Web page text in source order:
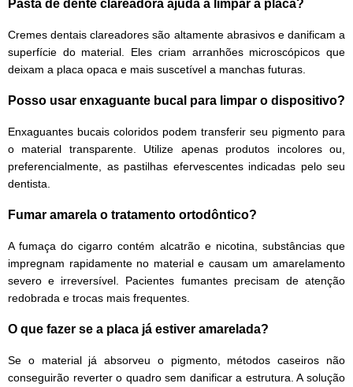
Pasta de dente clareadora ajuda a limpar a placa?
Cremes dentais clareadores são altamente abrasivos e danificam a
superfície do material. Eles criam arranhões microscópicos que
deixam a placa opaca e mais suscetível a manchas futuras.
Posso usar enxaguante bucal para limpar o dispositivo?
Enxaguantes bucais coloridos podem transferir seu pigmento para
o material transparente. Utilize apenas produtos incolores ou,
preferencialmente, as pastilhas efervescentes indicadas pelo seu
dentista.
Fumar amarela o tratamento ortodôntico?
A fumaça do cigarro contém alcatrão e nicotina, substâncias que
impregnam rapidamente no material e causam um amarelamento
severo e irreversível. Pacientes fumantes precisam de atenção
redobrada e trocas mais frequentes.
O que fazer se a placa já estiver amarelada?
Se o material já absorveu o pigmento, métodos caseiros não
conseguirão reverter o quadro sem danificar a estrutura. A solução